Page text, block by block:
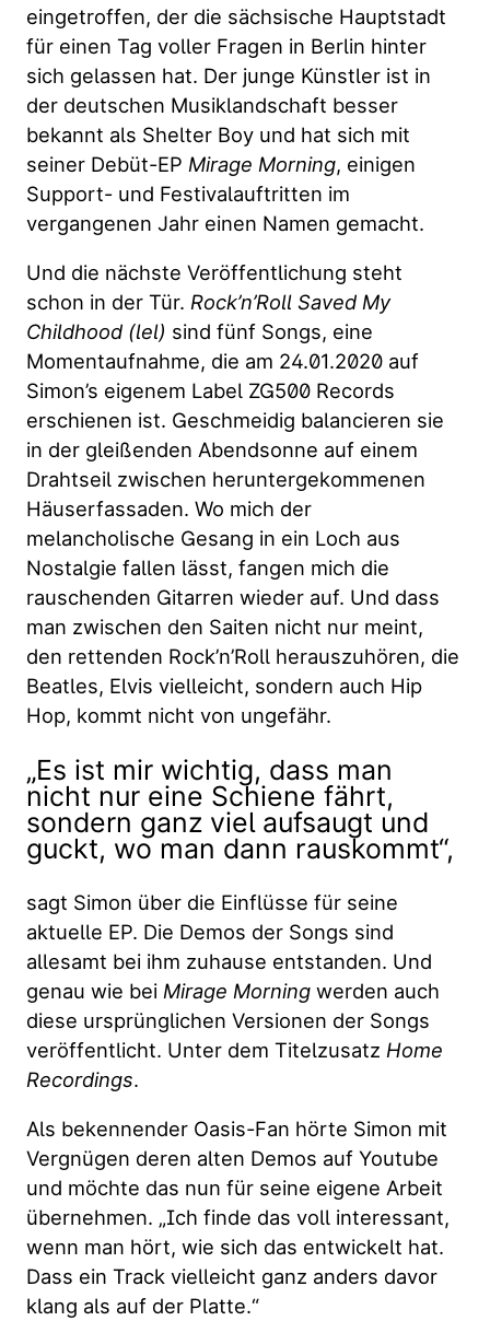
eingetroffen, der die sächsische Hauptstadt
für einen Tag voller Fragen in Berlin hinter
sich gelassen hat. Der junge Künstler ist in
der deutschen Musiklandschaft besser
bekannt als Shelter Boy und hat sich mit
seiner Debüt-EP Mirage Morning, einigen
Support- und Festivalauftritten im
vergangenen Jahr einen Namen gemacht.
Und die nächste Veröffentlichung steht
schon in der Tür. Rock’n’Roll Saved My
Childhood (lel) sind fünf Songs, eine
Momentaufnahme, die am 24.01.2020 auf
Simon’s eigenem Label ZG500 Records
erschienen ist. Geschmeidig balancieren sie
in der gleißenden Abendsonne auf einem
Drahtseil zwischen heruntergekommenen
Häuserfassaden. Wo mich der
melancholische Gesang in ein Loch aus
Nostalgie fallen lässt, fangen mich die
rauschenden Gitarren wieder auf. Und dass
man zwischen den Saiten nicht nur meint,
den rettenden Rock’n’Roll herauszuhören, die
Beatles, Elvis vielleicht, sondern auch Hip
Hop, kommt nicht von ungefähr.
„Es ist mir wichtig, dass man
nicht nur eine Schiene fährt,
sondern ganz viel aufsaugt und
guckt, wo man dann rauskommt“,
sagt Simon über die Einflüsse für seine
aktuelle EP. Die Demos der Songs sind
allesamt bei ihm zuhause entstanden. Und
genau wie bei Mirage Morning werden auch
diese ursprünglichen Versionen der Songs
veröffentlicht. Unter dem Titelzusatz Home
Recordings.
Als bekennender Oasis-Fan hörte Simon mit
Vergnügen deren alten Demos auf Youtube
und möchte das nun für seine eigene Arbeit
übernehmen. „Ich finde das voll interessant,
wenn man hört, wie sich das entwickelt hat.
Dass ein Track vielleicht ganz anders davor
klang als auf der Platte.“